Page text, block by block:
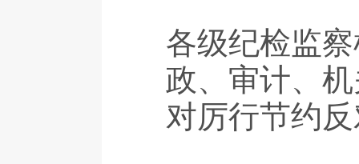
各级纪检监
政、审计、
对厉行节约